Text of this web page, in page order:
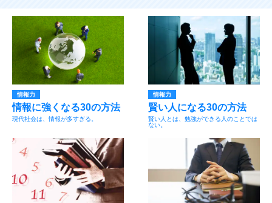
情報力
情報に強くなる30の方法
現代社会は、情報が多すぎる。
情報力
賢い人になる30の方法
賢い人とは、勉強ができる人のことでは
ない。